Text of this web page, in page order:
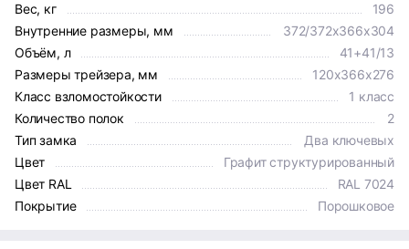
Вес, кг
196
Внутренние размеры, мм
372/372x366x304
Объём, л
41+41/13
Размеры трейзера, мм
120х366х276
Класс взломостойкости
1 класс
Количество полок
2
Тип замка
Два ключевых
Цвет
Графит структурированный
Цвет RAL
RAL 7024
Покрытие
Порошковое